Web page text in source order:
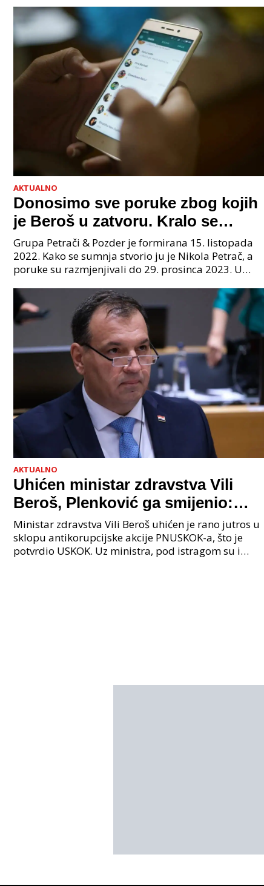
AKTUALNO
Donosimo sve poruke zbog kojih
je Beroš u zatvoru. Kralo se
godinama. Tko će iz vlade biti
sljedeći uhićen?
Grupa Petrači & Pozder je formirana 15. listopada
2022. Kako se sumnja stvorio ju je Nikola Petrač, a
poruke su razmjenjivali do 29. prosinca 2023. U
AKTUALNO
Uhićen ministar zdravstva Vili
Beroš, Plenković ga smijenio:
Istraga USKOK-a zbog korupcije
Ministar zdravstva Vili Beroš uhićen je rano jutros u
sklopu antikorupcijske akcije PNUSKOK-a, što je
potvrdio USKOK. Uz ministra, pod istragom su i